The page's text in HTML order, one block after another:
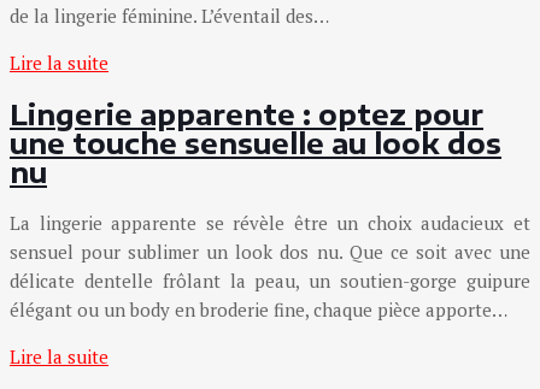
de la lingerie féminine. L’éventail des…
Lire la suite
Lingerie apparente : optez pour
une touche sensuelle au look dos
nu
La lingerie apparente se révèle être un choix audacieux et
sensuel pour sublimer un look dos nu. Que ce soit avec une
délicate dentelle frôlant la peau, un soutien-gorge guipure
élégant ou un body en broderie fine, chaque pièce apporte…
Lire la suite